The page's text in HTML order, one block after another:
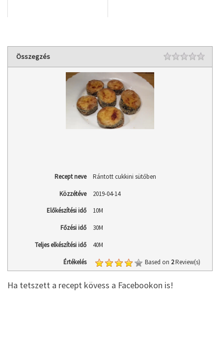
Összegzés Rating
Recept neve Rántott cukkini sütőben
Közzétéve 2019-04-14
Előkészítési idő 10M
Főzési idő 30M
Teljes elkészítési idő 40M
Értékelés Based on 2Review(s)
Ha tetszett a recept kövess a Facebookon is!